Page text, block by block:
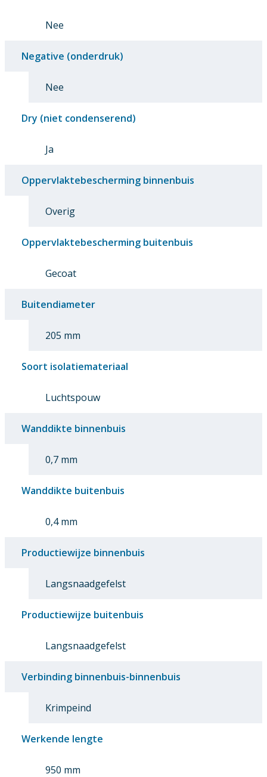
Nee
Negative (onderdruk)
Nee
Dry (niet condenserend)
Ja
Oppervlaktebescherming binnenbuis
Overig
Oppervlaktebescherming buitenbuis
Gecoat
Buitendiameter
205 mm
Soort isolatiemateriaal
Luchtspouw
Wanddikte binnenbuis
0,7 mm
Wanddikte buitenbuis
0,4 mm
Productiewijze binnenbuis
Langsnaadgefelst
Productiewijze buitenbuis
Langsnaadgefelst
Verbinding binnenbuis-binnenbuis
Krimpeind
Werkende lengte
950 mm